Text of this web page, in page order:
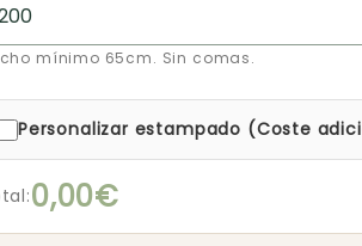
mínimo 65cm. Sin comas.
Personalizar estampado (Coste
0,00€